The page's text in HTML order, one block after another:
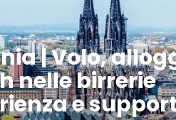
| Volo,
nelle birrerie
e